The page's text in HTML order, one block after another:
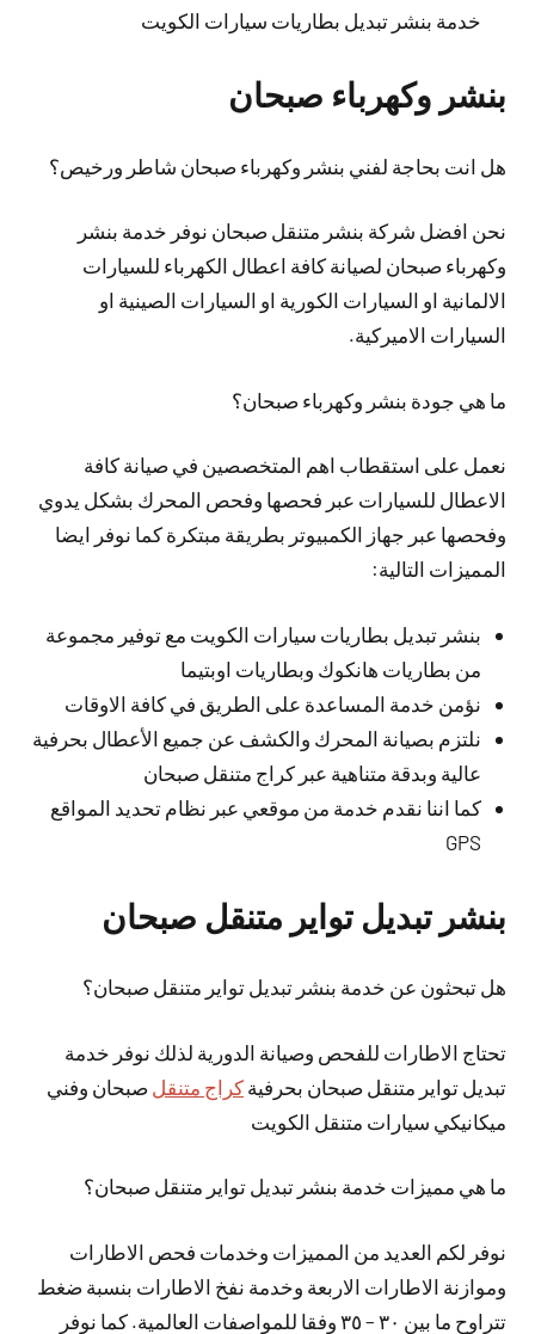
خدمة بنشر تبديل بطاريات سيارات الكويت
بنشر وكهرباء صبحان
هل انت بحاجة لفني بنشر وكهرباء صبحان شاطر ورخيص؟
نحن افضل شركة بنشر متنقل صبحان نوفر خدمة بنشر
وكهرباء صبحان لصيانة كافة اعطال الكهرباء للسيارات
الالمانية او السيارات الكورية او السيارات الصينية او
السيارات الاميركية.
ما هي جودة بنشر وكهرباء صبحان؟
نعمل على استقطاب اهم المتخصصين في صيانة كافة
الاعطال للسيارات عبر فحصها وفحص المحرك بشكل يدوي
وفحصها عبر جهاز الكمبيوتر بطريقة مبتكرة كما نوفر ايضا
المميزات التالية:
بنشر تبديل بطاريات سيارات الكويت مع توفير مجموعة
من بطاريات هانكوك وبطاريات اوبتيما
نؤمن خدمة المساعدة على الطريق في كافة الاوقات
نلتزم بصيانة المحرك والكشف عن جميع الأعطال بحرفية
عالية وبدقة متناهية عبر كراج متنقل صبحان
كما اننا نقدم خدمة من موقعي عبر نظام تحديد المواقع
GPS
بنشر تبديل تواير متنقل صبحان
هل تبحثون عن خدمة بنشر تبديل تواير متنقل صبحان؟
تحتاج الاطارات للفحص وصيانة الدورية لذلك نوفر خدمة
تبديل تواير متنقل صبحان بحرفية كراج متنقل صبحان وفني
ميكانيكي سيارات متنقل الكويت
ما هي مميزات خدمة بنشر تبديل تواير متنقل صبحان؟
نوفر لكم العديد من المميزات وخدمات فحص الاطارات
وموازنة الاطارات الاربعة وخدمة نفخ الاطارات بنسبة ضغط
تتراوح ما بين ٣٠ – ٣٥ وفقا للمواصفات العالمية. كما نوفر